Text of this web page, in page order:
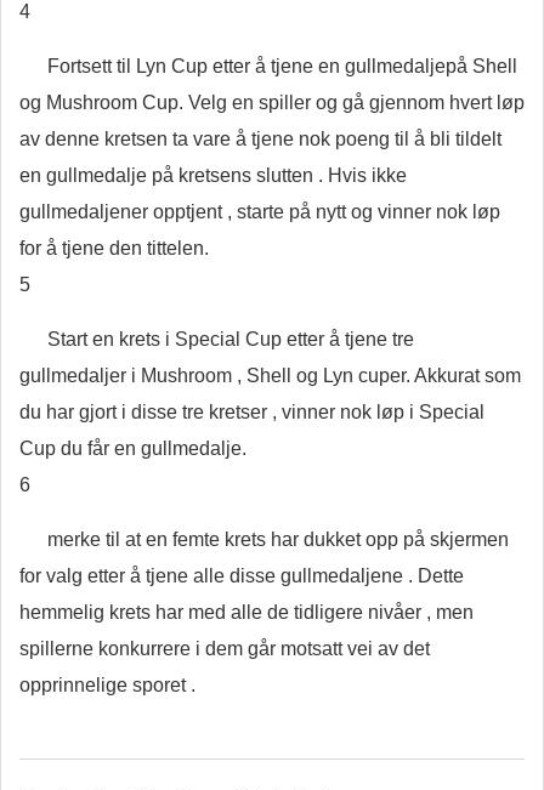
4
Fortsett til Lyn Cup etter å tjene en gullmedaljepå Shell
og Mushroom Cup. Velg en spiller og gå gjennom hvert løp
av denne kretsen ta vare å tjene nok poeng til å bli tildelt
en gullmedalje på kretsens slutten . Hvis ikke
gullmedaljener opptjent , starte på nytt og vinner nok løp
for å tjene den tittelen.
5
Start en krets i Special Cup etter å tjene tre
gullmedaljer i Mushroom , Shell og Lyn cuper. Akkurat som
du har gjort i disse tre kretser , vinner nok løp i Special
Cup du får en gullmedalje.
6
merke til at en femte krets har dukket opp på skjermen
for valg etter å tjene alle disse gullmedaljene . Dette
hemmelig krets har med alle de tidligere nivåer , men
spillerne konkurrere i dem går motsatt vei av det
opprinnelige sporet .